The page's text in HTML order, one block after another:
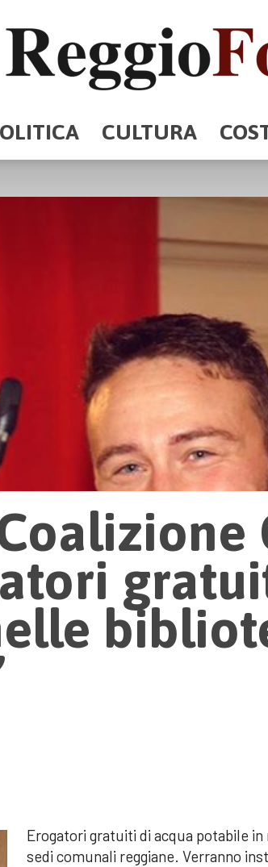
CULTURA
Erogatori gratuiti di acqua potabile in
sedi comunali reggiane. Verranno